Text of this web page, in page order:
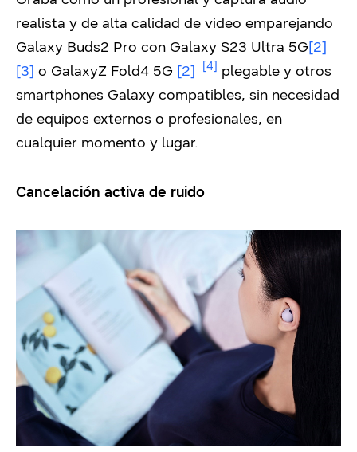
realista y de alta calidad de video emparejando
Galaxy Buds2 Pro con Galaxy S23 Ultra 5G[2]
[3] o GalaxyZ Fold4 5G [2] [4] plegable y otros
smartphones Galaxy compatibles, sin necesidad
de equipos externos o profesionales, en
cualquier momento y lugar.
Cancelación activa de ruido